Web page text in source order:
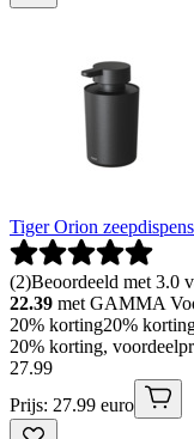
Tiger Orion
(2)Beoordeeld met 3.0
22.39 met GAMMA
20% korting20%
20% korting,
27.99
Prijs: 27.99 euro